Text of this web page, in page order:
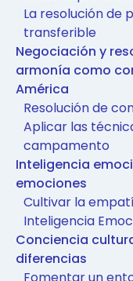
La resolución de
transferible
Negociación y
armonía como
América
Resolución de
Aplicar las
campamento
Inteligencia
emociones
Cultivar la
Inteligencia
Conciencia
diferencias